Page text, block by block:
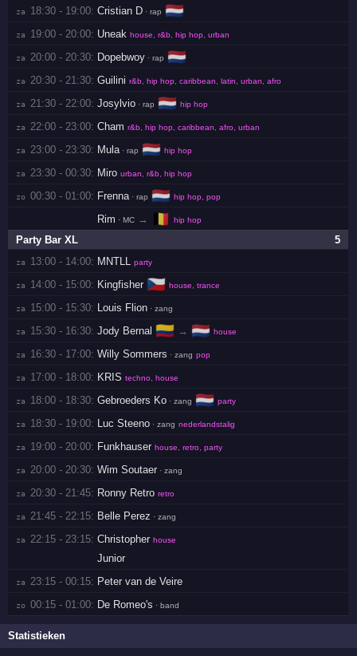
za 18:30 - 19:00: Cristian D · rap 🇳🇱
za 19:00 - 20:00: Uneak house, r&b, hip hop, urban
za 20:00 - 20:30: Dopebwoy · rap 🇳🇱
za 20:30 - 21:30: Guilini r&b, hip hop, caribbean, latin, urban, afro
za 21:30 - 22:00: Josylvio · rap 🇳🇱 hip hop
za 22:00 - 23:00: Cham r&b, hip hop, caribbean, afro, urban
za 23:00 - 23:30: Mula · rap 🇳🇱 hip hop
za 23:30 - 00:30: Miro urban, r&b, hip hop
zo 00:30 - 01:00: Frenna · rap 🇳🇱 hip hop, pop
Rim · MC → 🇧🇪 hip hop
5
Party Bar XL
za 13:00 - 14:00: MNTLL party
za 14:00 - 15:00: Kingfisher 🇨🇿 house, trance
za 15:00 - 15:30: Louis Flion · zang
za 15:30 - 16:30: Jody Bernal 🇨🇴 → 🇳🇱 house
za 16:30 - 17:00: Willy Sommers · zang pop
za 17:00 - 18:00: KRIS techno, house
za 18:00 - 18:30: Gebroeders Ko · zang 🇳🇱 party
za 18:30 - 19:00: Luc Steeno · zang nederlandstalig
za 19:00 - 20:00: Funkhauser house, retro, party
za 20:00 - 20:30: Wim Soutaer · zang
za 20:30 - 21:45: Ronny Retro retro
za 21:45 - 22:15: Belle Perez · zang
za 22:15 - 23:15: Christopher house
Junior
za 23:15 - 00:15: Peter van de Veire
zo 00:15 - 01:00: De Romeo's · band
Statistieken